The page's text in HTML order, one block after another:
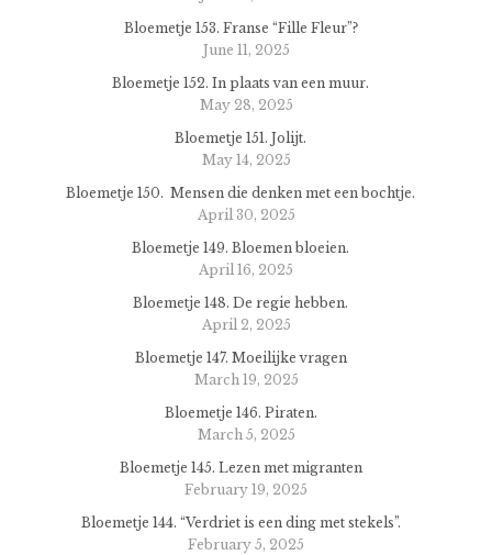
Bloemetje 153. Franse “Fille Fleur”?
June 11, 2025
Bloemetje 152. In plaats van een muur.
May 28, 2025
Bloemetje 151. Jolijt.
May 14, 2025
Bloemetje 150. Mensen die denken met een bochtje.
April 30, 2025
Bloemetje 149. Bloemen bloeien.
April 16, 2025
Bloemetje 148. De regie hebben.
April 2, 2025
Bloemetje 147. Moeilijke vragen
March 19, 2025
Bloemetje 146. Piraten.
March 5, 2025
Bloemetje 145. Lezen met migranten
February 19, 2025
Bloemetje 144. “Verdriet is een ding met stekels”.
February 5, 2025